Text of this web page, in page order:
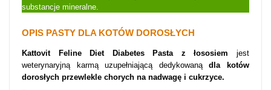
substancje mineralne.
OPIS PASTY DLA KOTÓW DOROSŁYCH
Kattovit Feline Diet Diabetes Pasta z łososiem jest
weterynaryjną karmą uzupełniającą dedykowanądla kotów
dorosłych przewlekle chorych na nadwagę i cukrzyce.